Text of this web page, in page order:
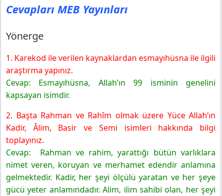
Yönerge
5. Sınıf Din Kültürü Ders Kitabı Sayfa 41 Cevapları MEB
Kontrol Noktası
Cevapları MEB Yayınları
Yönerge
1. Karekod ile verilen kaynaklardan esmayıhüsna ile ilgili
araştırma yapınız.
Cevap: Esmayıhüsna, Allah’ın 99 isminin genelini
kapsayan isimdir.
2. Başta Rahman ve Rahîm olmak üzere Yüce Allah’ın
Kadir, Âlim, Basir ve Semi isimleri hakkında bilgi
toplayınız.
Cevap: Rahman ve rahim, yarattığı bütün varlıklara
nimet veren, koruyan ve merhamet edendir anlamına
gelmektedir. Kadir, her şeyi ölçülü yaratan ve her şeye
gücü yeter anlamındadır. Alim, ilim sahibi olan, her şeyi